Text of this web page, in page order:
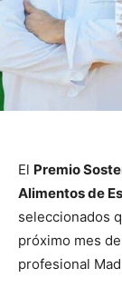
El Premio
Alimentos de
seleccionados
próximo mes
profesional